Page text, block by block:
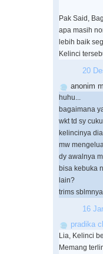
Pak Said,
apa masih
lebih baik
Kelinci
20
anonim
huhu...
bagaimana
wkt td sy
kelincinya
mw
dy awalnya
bisa kebuka
lain?
trims sblmnya
16
pradika
Lia, Kelinci
Memang